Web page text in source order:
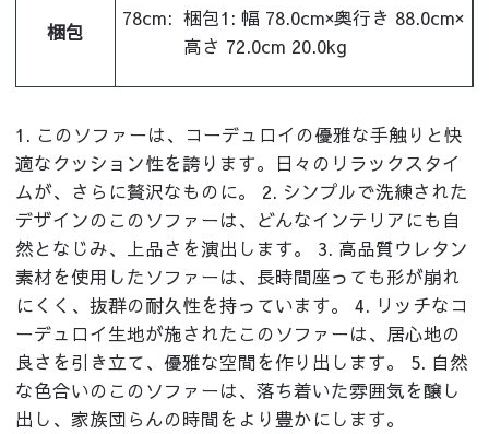
梱包
78cm: 梱包1: 幅 78.0cm×奥行き 88.0cm×
高さ 72.0cm 20.0kg
1. このソファーは、コーデュロイの優雅な手触りと快
適なクッション性を誇ります。日々のリラックスタイ
ムが、さらに贅沢なものに。 2. シンプルで洗練された
デザインのこのソファーは、どんなインテリアにも自
然となじみ、上品さを演出します。 3. 高品質ウレタン
素材を使用したソファーは、長時間座っても形が崩れ
にくく、抜群の耐久性を持っています。 4. リッチなコ
ーデュロイ生地が施されたこのソファーは、居心地の
良さを引き立て、優雅な空間を作り出します。 5. 自然
な色合いのこのソファーは、落ち着いた雰囲気を醸し
出し、家族団らんの時間をより豊かにします。